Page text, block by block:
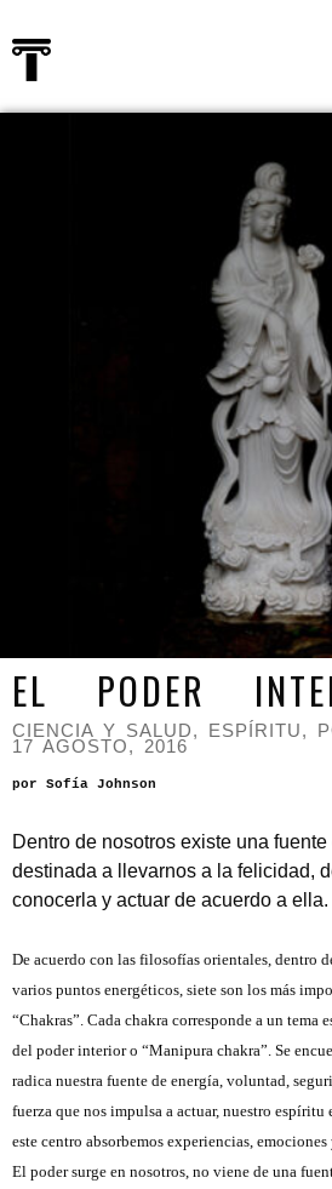
EL PODER
CIENCIA Y SALUD, ESPÍRITU,
17 AGOSTO, 2016
por Sofía Johnson
Dentro de nosotros existe una
destinada a llevarnos a la felicidad,
conocerla y actuar de acuerdo a ella.
De acuerdo con las filosofías orientales, dentro
varios puntos energéticos, siete son los más
“Chakras”. Cada chakra corresponde a un tema
del poder interior o “Manipura chakra”. Se
radica nuestra fuente de energía, voluntad,
fuerza que nos impulsa a actuar, nuestro espíritu
este centro absorbemos experiencias,
El poder surge en nosotros, no viene de una